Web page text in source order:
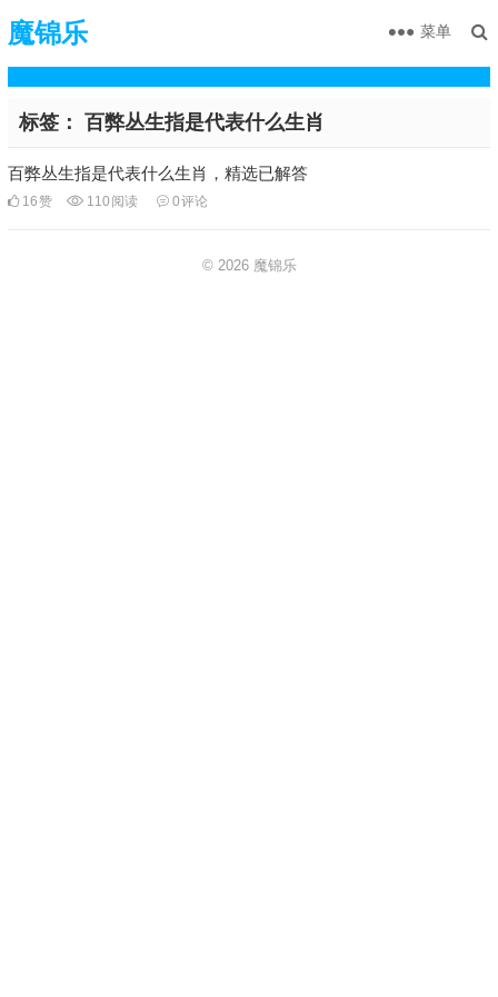
魔锦乐 菜单
标签： 百弊丛生指是代表什么生肖
百弊丛生指是代表什么生肖，精选已解答
16赞 110 阅读 0评论
© 2026 魔锦乐